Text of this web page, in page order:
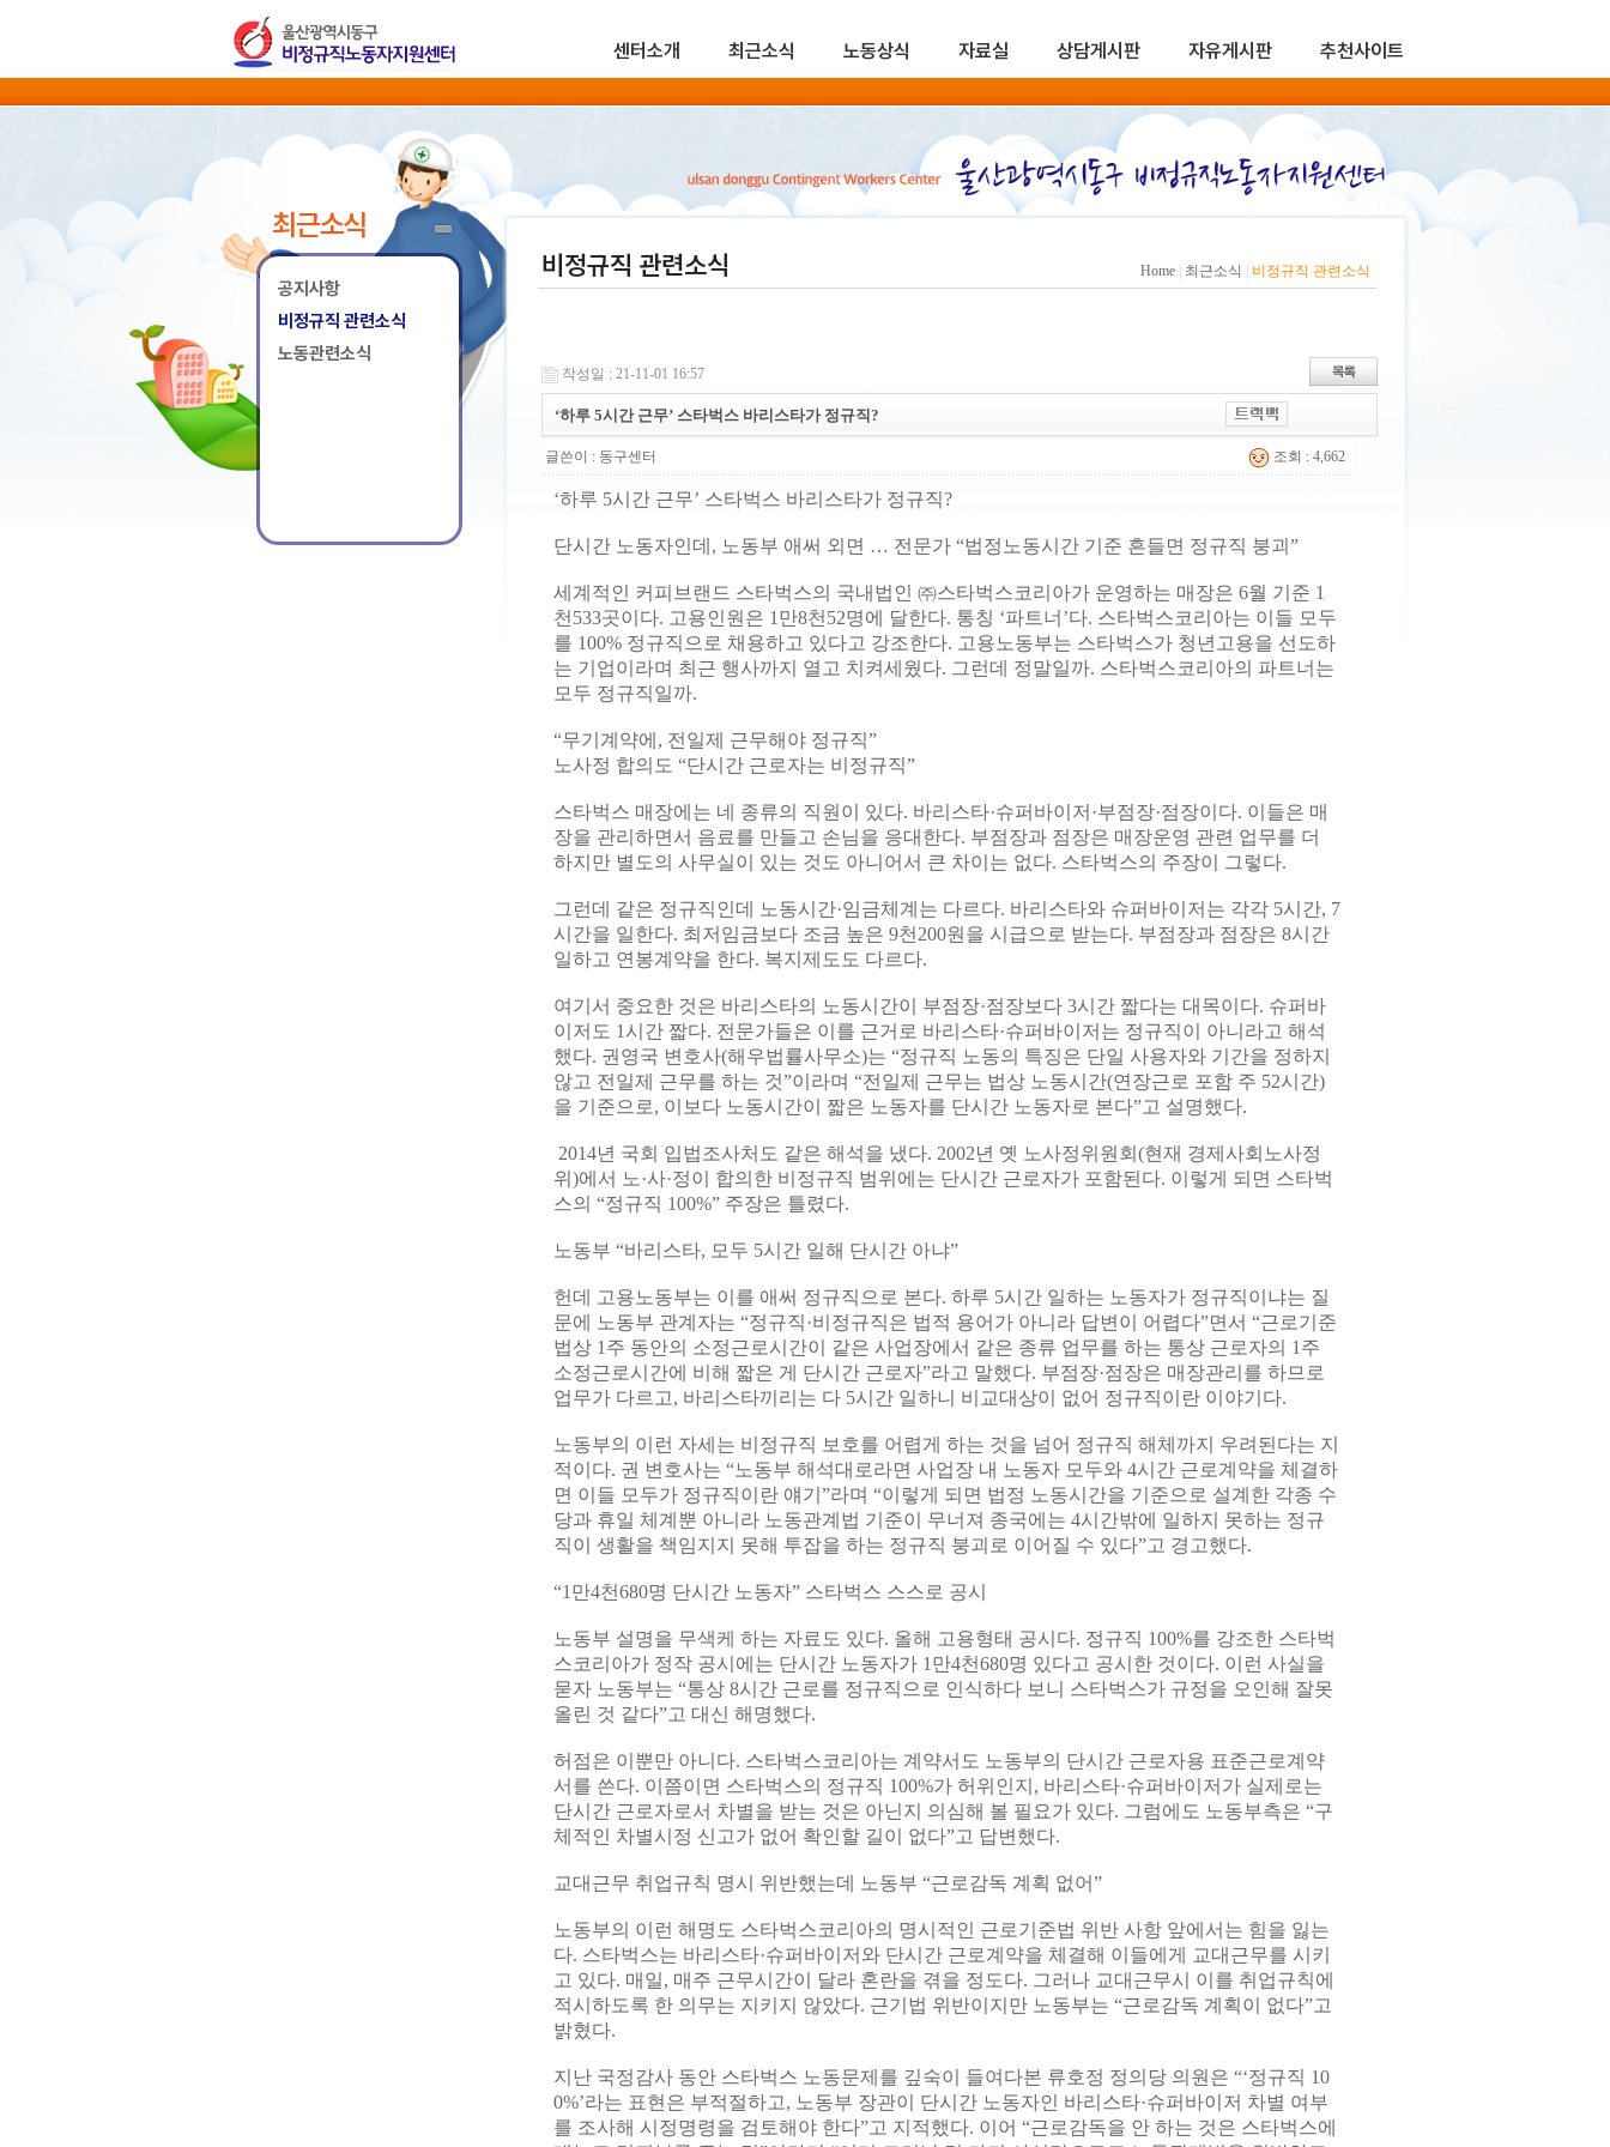
센터소개 최근소식 노동상식 자료실 상담게시판 자유게시판 추천사이트
최근소식
공지사항
비정규직 관련소식
노동관련소식
비정규직 관련소식 Home 최근소식 비정규직 관련소식
작성일 : 21-11-01 16:57
‘하루 5시간 근무’ 스타벅스 바리스타가 정규직?
글쓴이 : 동구센터 조회 : 4,662
‘하루 5시간 근무’ 스타벅스 바리스타가 정규직?
단시간 노동자인데, 노동부 애써 외면 … 전문가 “법정노동시간 기준 흔들면 정규직 붕괴”
세계적인 커피브랜드 스타벅스의 국내법인 ㈜스타벅스코리아가 운영하는 매장은 6월 기준 1
천533곳이다. 고용인원은 1만8천52명에 달한다. 통칭 ‘파트너’다. 스타벅스코리아는 이들 모두
를 100% 정규직으로 채용하고 있다고 강조한다. 고용노동부는 스타벅스가 청년고용을 선도하
는 기업이라며 최근 행사까지 열고 치켜세웠다. 그런데 정말일까. 스타벅스코리아의 파트너는
모두 정규직일까.
“무기계약에, 전일제 근무해야 정규직”
노사정 합의도 “단시간 근로자는 비정규직”
스타벅스 매장에는 네 종류의 직원이 있다. 바리스타·슈퍼바이저·부점장·점장이다. 이들은 매
장을 관리하면서 음료를 만들고 손님을 응대한다. 부점장과 점장은 매장운영 관련 업무를 더
하지만 별도의 사무실이 있는 것도 아니어서 큰 차이는 없다. 스타벅스의 주장이 그렇다.
그런데 같은 정규직인데 노동시간·임금체계는 다르다. 바리스타와 슈퍼바이저는 각각 5시간, 7
시간을 일한다. 최저임금보다 조금 높은 9천200원을 시급으로 받는다. 부점장과 점장은 8시간
일하고 연봉계약을 한다. 복지제도도 다르다.
여기서 중요한 것은 바리스타의 노동시간이 부점장·점장보다 3시간 짧다는 대목이다. 슈퍼바
이저도 1시간 짧다. 전문가들은 이를 근거로 바리스타·슈퍼바이저는 정규직이 아니라고 해석
했다. 권영국 변호사(해우법률사무소)는 “정규직 노동의 특징은 단일 사용자와 기간을 정하지
않고 전일제 근무를 하는 것”이라며 “전일제 근무는 법상 노동시간(연장근로 포함 주 52시간)
을 기준으로, 이보다 노동시간이 짧은 노동자를 단시간 노동자로 본다”고 설명했다.
2014년 국회 입법조사처도 같은 해석을 냈다. 2002년 옛 노사정위원회(현재 경제사회노사정
위)에서 노·사·정이 합의한 비정규직 범위에는 단시간 근로자가 포함된다. 이렇게 되면 스타벅
스의 “정규직 100%” 주장은 틀렸다.
노동부 “바리스타, 모두 5시간 일해 단시간 아냐”
헌데 고용노동부는 이를 애써 정규직으로 본다. 하루 5시간 일하는 노동자가 정규직이냐는 질
문에 노동부 관계자는 “정규직·비정규직은 법적 용어가 아니라 답변이 어렵다”면서 “근로기준
법상 1주 동안의 소정근로시간이 같은 사업장에서 같은 종류 업무를 하는 통상 근로자의 1주
소정근로시간에 비해 짧은 게 단시간 근로자”라고 말했다. 부점장·점장은 매장관리를 하므로
업무가 다르고, 바리스타끼리는 다 5시간 일하니 비교대상이 없어 정규직이란 이야기다.
노동부의 이런 자세는 비정규직 보호를 어렵게 하는 것을 넘어 정규직 해체까지 우려된다는 지
적이다. 권 변호사는 “노동부 해석대로라면 사업장 내 노동자 모두와 4시간 근로계약을 체결하
면 이들 모두가 정규직이란 얘기”라며 “이렇게 되면 법정 노동시간을 기준으로 설계한 각종 수
당과 휴일 체계뿐 아니라 노동관계법 기준이 무너져 종국에는 4시간밖에 일하지 못하는 정규
직이 생활을 책임지지 못해 투잡을 하는 정규직 붕괴로 이어질 수 있다”고 경고했다.
“1만4천680명 단시간 노동자” 스타벅스 스스로 공시
노동부 설명을 무색케 하는 자료도 있다. 올해 고용형태 공시다. 정규직 100%를 강조한 스타벅
스코리아가 정작 공시에는 단시간 노동자가 1만4천680명 있다고 공시한 것이다. 이런 사실을
묻자 노동부는 “통상 8시간 근로를 정규직으로 인식하다 보니 스타벅스가 규정을 오인해 잘못
올린 것 같다”고 대신 해명했다.
허점은 이뿐만 아니다. 스타벅스코리아는 계약서도 노동부의 단시간 근로자용 표준근로계약
서를 쓴다. 이쯤이면 스타벅스의 정규직 100%가 허위인지, 바리스타·슈퍼바이저가 실제로는
단시간 근로자로서 차별을 받는 것은 아닌지 의심해 볼 필요가 있다. 그럼에도 노동부측은 “구
체적인 차별시정 신고가 없어 확인할 길이 없다”고 답변했다.
교대근무 취업규칙 명시 위반했는데 노동부 “근로감독 계획 없어”
노동부의 이런 해명도 스타벅스코리아의 명시적인 근로기준법 위반 사항 앞에서는 힘을 잃는
다. 스타벅스는 바리스타·슈퍼바이저와 단시간 근로계약을 체결해 이들에게 교대근무를 시키
고 있다. 매일, 매주 근무시간이 달라 혼란을 겪을 정도다. 그러나 교대근무시 이를 취업규칙에
적시하도록 한 의무는 지키지 않았다. 근기법 위반이지만 노동부는 “근로감독 계획이 없다”고
밝혔다.
지난 국정감사 동안 스타벅스 노동문제를 깊숙이 들여다본 류호정 정의당 의원은 “‘정규직 10
0%’라는 표현은 부적절하고, 노동부 장관이 단시간 노동자인 바리스타·슈퍼바이저 차별 여부
를 조사해 시정명령을 검토해야 한다”고 지적했다. 이어 “근로감독을 안 하는 것은 스타벅스에